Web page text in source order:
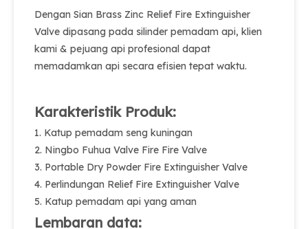
Dengan Sian Brass Zinc Relief Fire Extinguisher
Valve dipasang pada silinder pemadam api, klien
kami & pejuang api profesional dapat
memadamkan api secara efisien tepat waktu.
Karakteristik Produk:
1. Katup pemadam seng kuningan
2. Ningbo Fuhua Valve Fire Fire Valve
3. Portable Dry Powder Fire Extinguisher Valve
4. Perlindungan Relief Fire Extinguisher Valve
5. Katup pemadam api yang aman
Lembaran data: